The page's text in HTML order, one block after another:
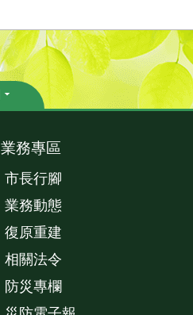
業務專區
市長行腳
業務動態
復原重建
相關法令
防災專欄